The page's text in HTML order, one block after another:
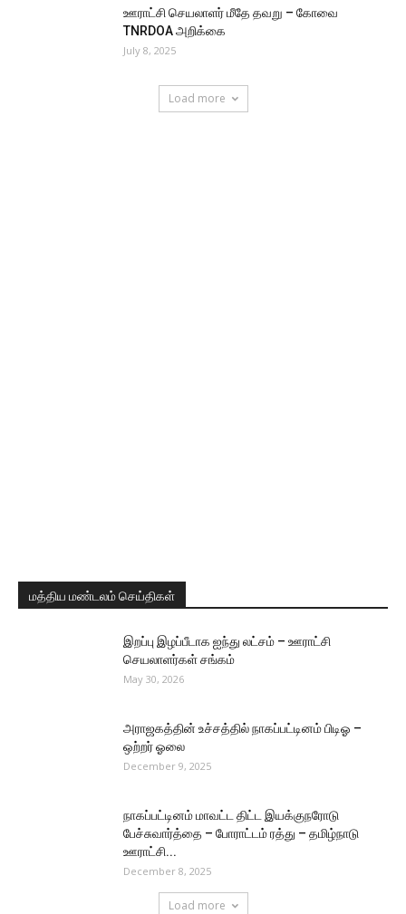
ஊராட்சி செயலாளர் மீதே தவறு – கோவை
TNRDOA அறிக்கை
July 8, 2025
Load more
மத்திய மண்டலம் செய்திகள்
இறப்பு இழப்பீடாக ஐந்து லட்சம் – ஊராட்சி
செயலாளர்கள் சங்கம்
May 30, 2026
அராஜகத்தின் உச்சத்தில் நாகப்பட்டினம் பிடிஓ –
ஒற்றர் ஓலை
December 9, 2025
நாகப்பட்டினம் மாவட்ட திட்ட இயக்குநரோடு
பேச்சுவார்த்தை – போராட்டம் ரத்து – தமிழ்நாடு
ஊராட்சி...
December 8, 2025
Load more